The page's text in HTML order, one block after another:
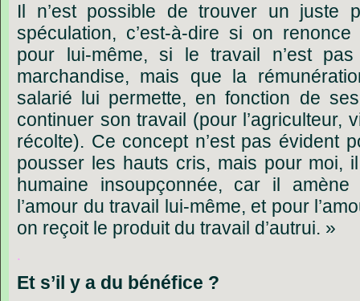
Il n’est possible de trouver un juste
spéculation, c’est-à-dire si on
pour lui-même, si le travail n’est
marchandise, mais que la
salarié lui permette, en fonction de
continuer son travail (pour l’agriculteur,
récolte). Ce concept n’est pas évident
pousser les hauts cris, mais pour moi,
humaine insoupçonnée, car il
l’amour du travail lui-même, et pour
on reçoit le produit du travail d’autrui. »
.
Et s’il y a du bénéfice ?